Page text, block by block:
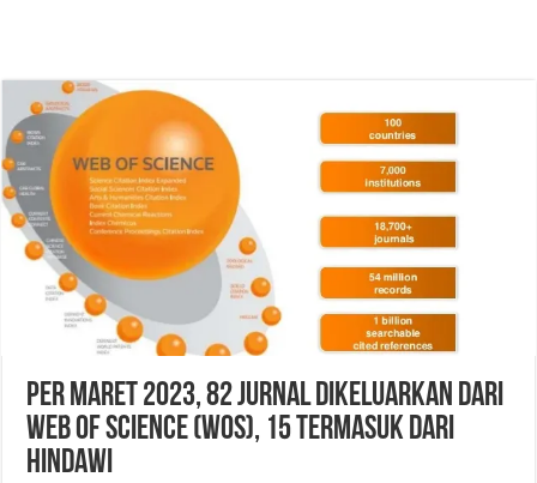
Per Maret 2023, 82 Jurnal Dikeluarkan dari
Web of Science (WoS), 15 Termasuk dari
Hindawi